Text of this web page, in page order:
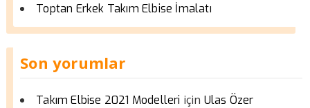
Toptan Erkek Takım Elbise İmalatı
Son yorumlar
Takım Elbise 2021 Modelleri için Ulas Özer